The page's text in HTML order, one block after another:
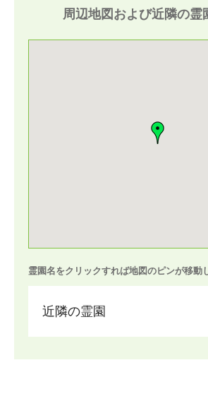
周辺地図および近隣の霊
霊園名をクリックすれば地図のピンが移動
近隣の霊園